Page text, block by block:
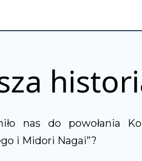
nas do powołania
i Midori Nagai”?